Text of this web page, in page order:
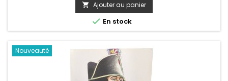
 Ajouter au panier
 En stock
Nouveauté